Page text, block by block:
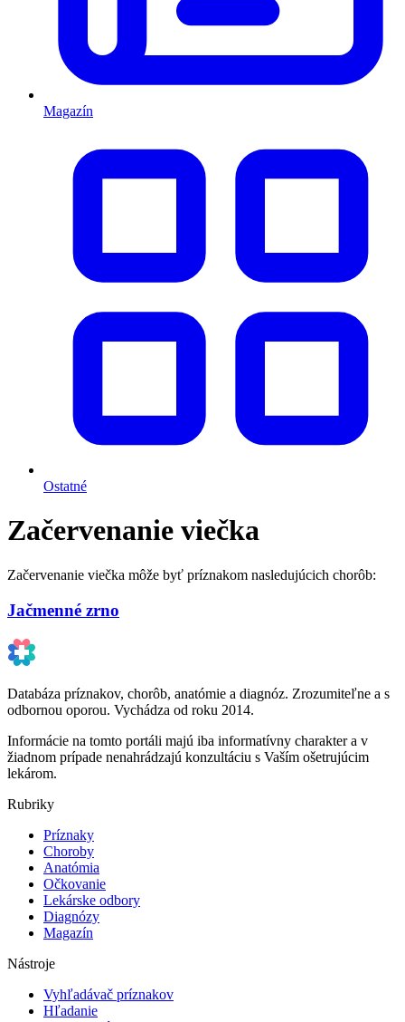
Magazín
Ostatné
Začervenanie viečka
Začervenanie viečka môže byť príznakom nasledujúcich chorôb:
Jačmenné zrno
Databáza príznakov, chorôb, anatómie a diagnóz. Zrozumiteľne a s
odbornou oporou. Vychádza od roku 2014.
Informácie na tomto portáli majú iba informatívny charakter a v
žiadnom prípade nenahrádzajú konzultáciu s Vaším ošetrujúcim
lekárom.
Rubriky
Príznaky
Choroby
Anatómia
Očkovanie
Lekárske odbory
Diagnózy
Magazín
Nástroje
Vyhľadávač príznakov
Hľadanie